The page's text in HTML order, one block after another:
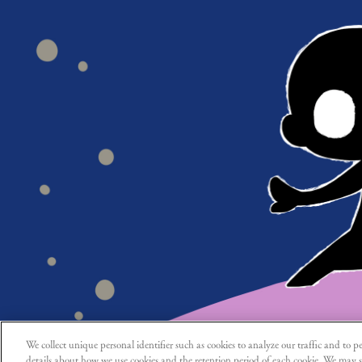
We collect unique personal identifier such as cookies to analyze our traffic and to